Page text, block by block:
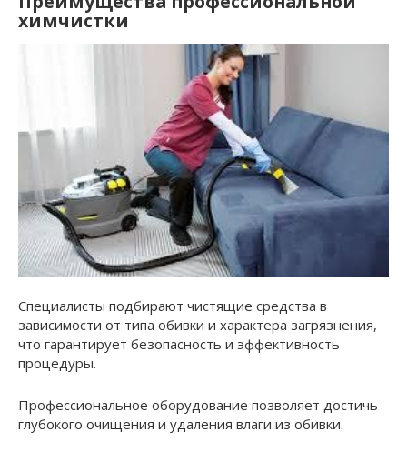
химчистки
Специалисты подбирают чистящие средства в
зависимости от типа обивки и характера загрязнения,
что гарантирует безопасность и эффективность
процедуры.
Профессиональное оборудование позволяет достичь
глубокого очищения и удаления влаги из обивки.